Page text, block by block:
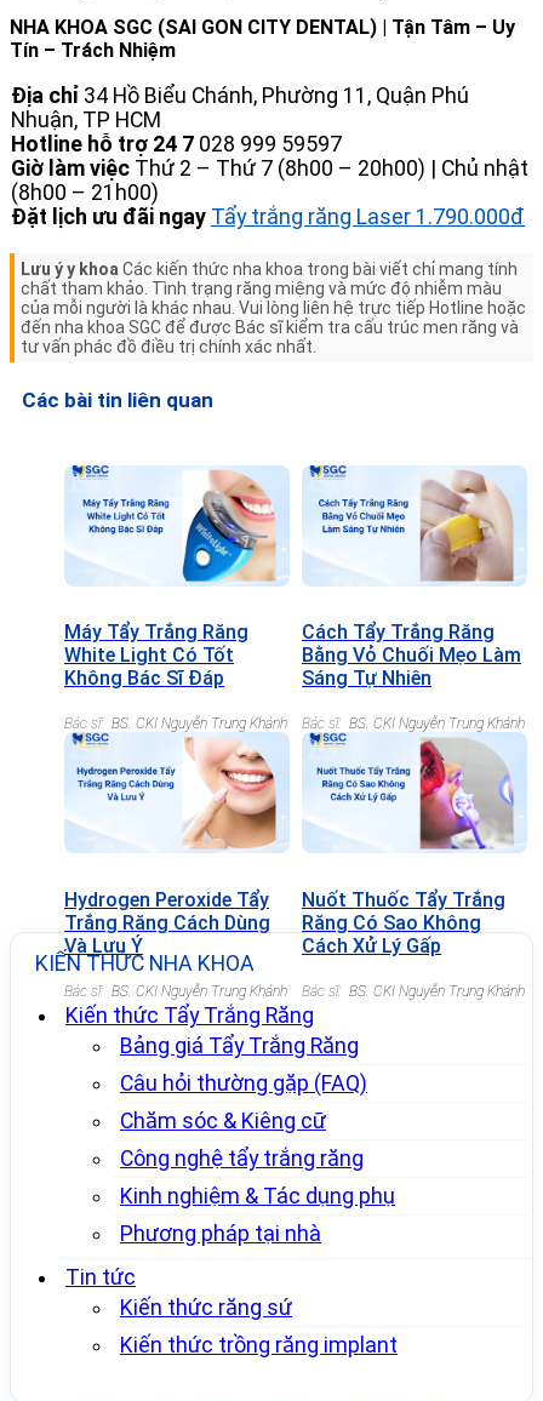
NHA KHOA SGC (SAI GON CITY DENTAL) | Tận Tâm – Uy
Tín – Trách Nhiệm
Địa chỉ 34 Hồ Biểu Chánh, Phường 11, Quận Phú
Nhuận, TP HCM
Hotline hỗ trợ 24 7 028 999 59597
Giờ làm việc Thứ 2 – Thứ 7 (8h00 – 20h00) | Chủ nhật
(8h00 – 21h00)
Đặt lịch ưu đãi ngay Tẩy trắng răng Laser 1.790.000đ
Lưu ý y khoa Các kiến thức nha khoa trong bài viết chỉ mang tính
chất tham khảo. Tình trạng răng miệng và mức độ nhiễm màu
của mỗi người là khác nhau. Vui lòng liên hệ trực tiếp Hotline hoặc
đến nha khoa SGC để được Bác sĩ kiểm tra cấu trúc men răng và
tư vấn phác đồ điều trị chính xác nhất.
Các bài tin liên quan
Máy Tẩy Trắng Răng
White Light Có Tốt
Không Bác Sĩ Đáp
Bác sĩ: BS. CKI Nguyễn Trung Khánh
Cách Tẩy Trắng Răng
Bằng Vỏ Chuối Mẹo Làm
Sáng Tự Nhiên
Bác sĩ: BS. CKI Nguyễn Trung Khánh
Hydrogen Peroxide Tẩy
Trắng Răng Cách Dùng
Và Lưu Ý
Bác sĩ: BS. CKI Nguyễn Trung Khánh
Nuốt Thuốc Tẩy Trắng
Răng Có Sao Không
Cách Xử Lý Gấp
Bác sĩ: BS. CKI Nguyễn Trung Khánh
KIẾN THỨC NHA KHOA
Kiến thức Tẩy Trắng Răng
Bảng giá Tẩy Trắng Răng
Câu hỏi thường gặp (FAQ)
Chăm sóc & Kiêng cữ
Công nghệ tẩy trắng răng
Kinh nghiệm & Tác dụng phụ
Phương pháp tại nhà
Tin tức
Kiến thức răng sứ
Kiến thức trồng răng implant